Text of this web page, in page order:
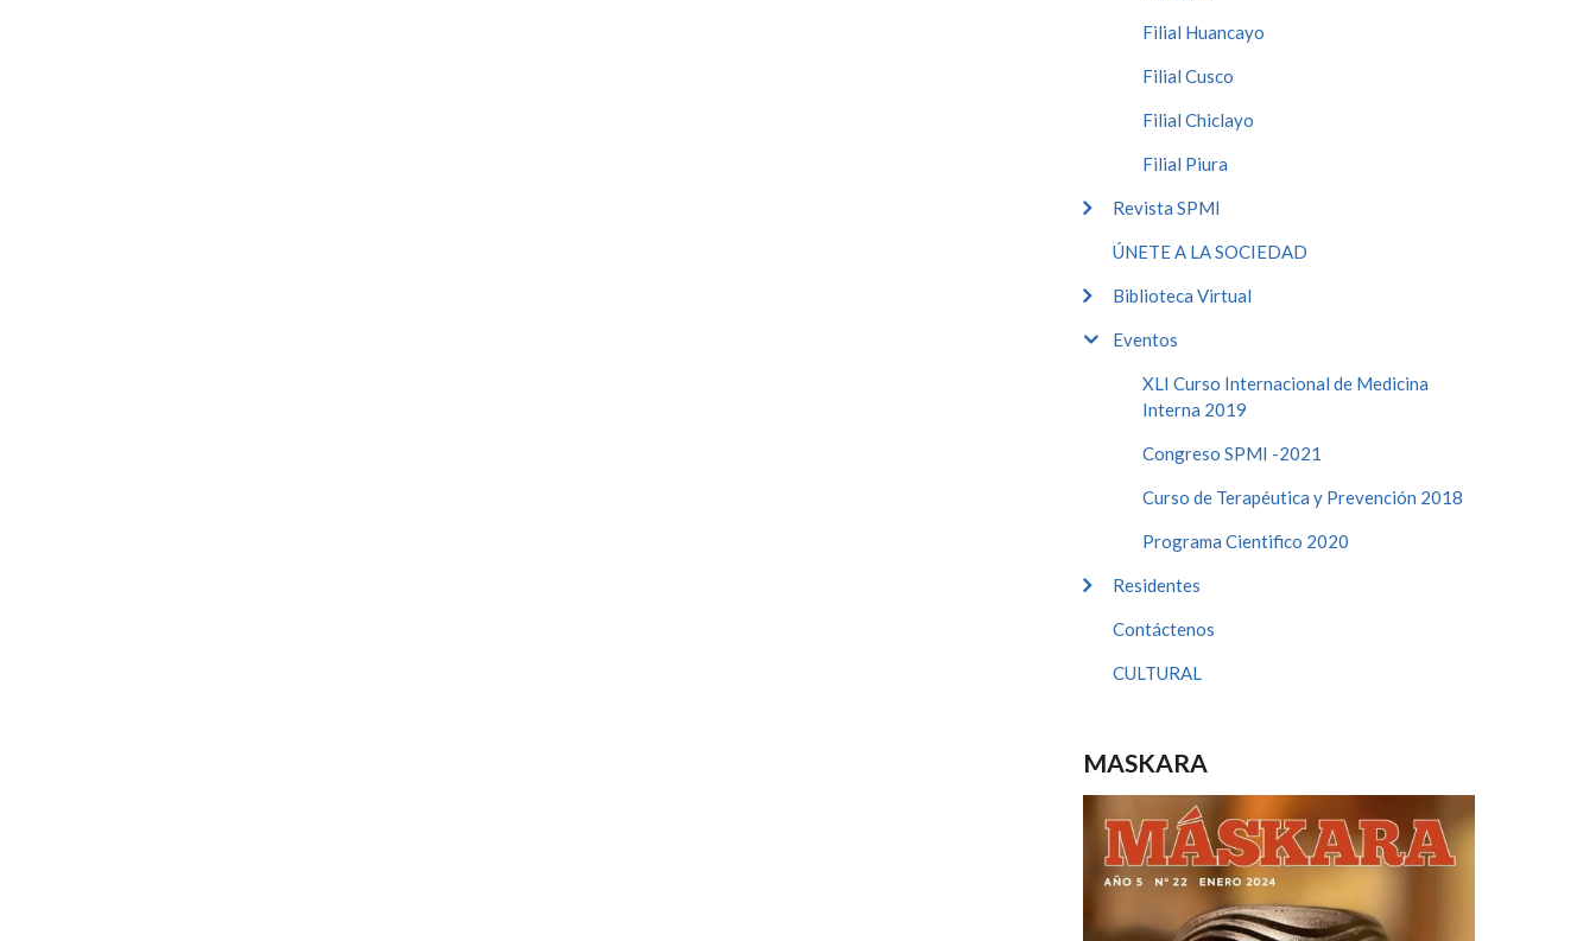
Filial Huancayo
Filial Cusco
Filial Chiclayo
Filial Piura
Revista SPMI
ÚNETE A LA SOCIEDAD
Biblioteca Virtual
Eventos
XLI Curso Internacional de Medicina
Interna 2019
Congreso SPMI -2021
Curso de Terapéutica y Prevención 2018
Programa Cientifico 2020
Residentes
Contáctenos
CULTURAL
MASKARA